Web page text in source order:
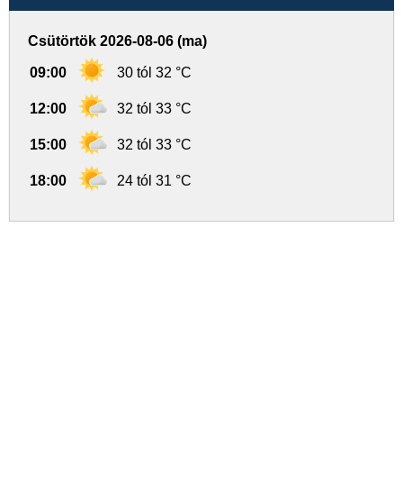
Csütörtök 2026-08-06 (ma)
09:00 30 tól 32 °C
12:00 32 tól 33 °C
15:00 32 tól 33 °C
18:00 24 tól 31 °C